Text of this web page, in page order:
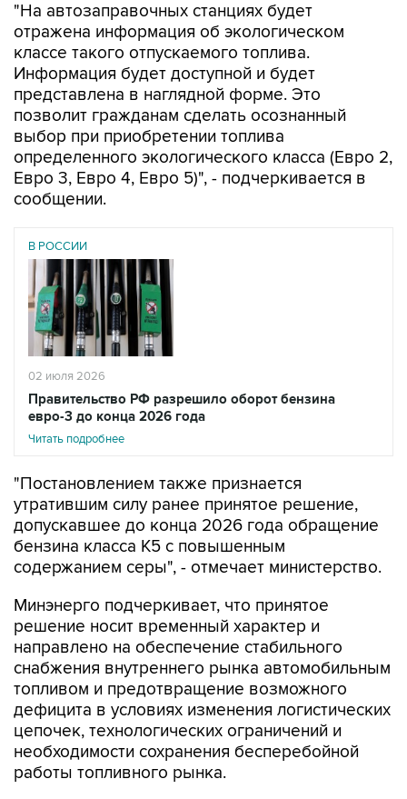
"На автозаправочных станциях будет
отражена информация об экологическом
классе такого отпускаемого топлива.
Информация будет доступной и будет
представлена в наглядной форме. Это
позволит гражданам сделать осознанный
выбор при приобретении топлива
определенного экологического класса (Евро 2,
Евро 3, Евро 4, Евро 5)", - подчеркивается в
сообщении.
В РОССИИ
02 июля 2026
Правительство РФ разрешило оборот бензина
евро-3 до конца 2026 года
Читать подробнее
"Постановлением также признается
утратившим силу ранее принятое решение,
допускавшее до конца 2026 года обращение
бензина класса К5 с повышенным
содержанием серы", - отмечает министерство.
Минэнерго подчеркивает, что принятое
решение носит временный характер и
направлено на обеспечение стабильного
снабжения внутреннего рынка автомобильным
топливом и предотвращение возможного
дефицита в условиях изменения логистических
цепочек, технологических ограничений и
необходимости сохранения бесперебойной
работы топливного рынка.